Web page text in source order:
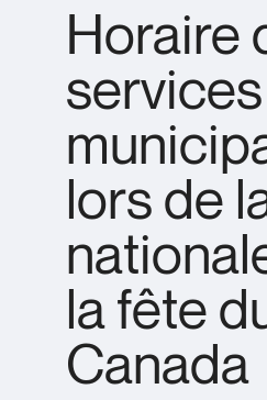
Horaire
services
lors de
la fête
Canada